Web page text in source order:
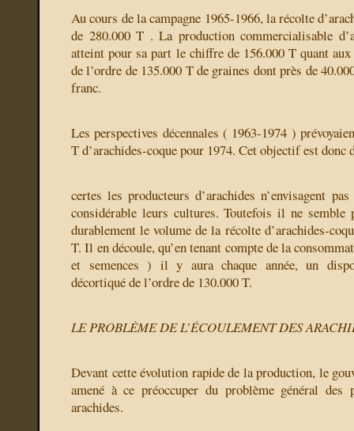
Au cours de la campagne 1965-1966, la récolte
de 280.000 T . La production commercialisable
atteint pour sa part le chiffre de 156.000 T quant
de l’ordre de 135.000 T de graines dont près de
franc.
Les perspectives décennales ( 1963-1974 )
T d’arachides-coque pour 1974. Cet objectif est donc
certes les producteurs d’arachides n’envisagent
considérable leurs cultures. Toutefois il ne semble
durablement le volume de la récolte d’arachides-
T. Il en découle, qu’en tenant compte de la
et semences ) il y aura chaque année, un
décortiqué de l’ordre de 130.000 T.
LE PROBLÈME DE L’ÉCOULEMENT DES
Devant cette évolution rapide de la production, le
amené à ce préoccuper du problème général des
arachides.